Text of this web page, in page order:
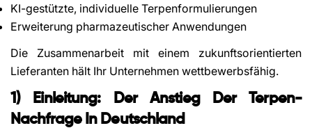
KI-gestützte, individuelle Terpenformulierungen
Erweiterung pharmazeutischer Anwendungen
Die Zusammenarbeit mit einem zukunftsorientierten
Lieferanten hält Ihr Unternehmen wettbewerbsfähig.
1) Einleitung: Der Anstieg Der Terpen-
Nachfrage In Deutschland